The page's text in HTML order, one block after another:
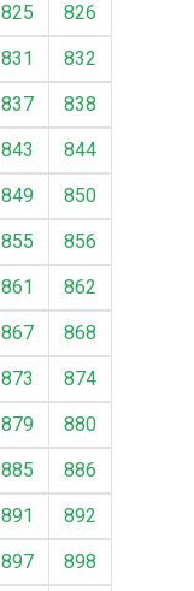
825
826
831
832
837
838
843
844
849
850
855
856
861
862
867
868
873
874
879
880
885
886
891
892
897
898